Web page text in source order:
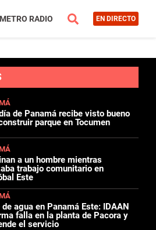
RADIO EN DIRECTO
de Panamá recibe visto bueno
parque en Tocumen
a un hombre mientras
trabajo comunitario en
Este
de agua en Panamá Este: IDAAN
falla en la planta de Pacora y
el servicio